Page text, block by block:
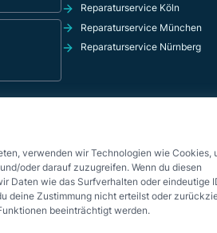
verwenden wir Technologien wie Cookies,
oder darauf zuzugreifen. Wenn du diesen
Daten wie das Surfverhalten oder eindeutige
deine Zustimmung nicht erteilst oder
beeinträchtigt werden.
Reparaturservice Köln
Reparaturservice München
Reparaturservice Nürnberg